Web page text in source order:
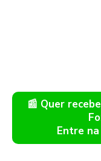
📰 Quer
Entre na